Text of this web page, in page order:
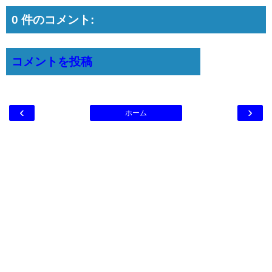
0 件のコメント:
コメントを投稿
‹ ›
ホーム